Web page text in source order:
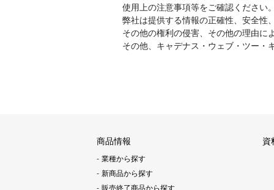
使用上の注意事項等をご確認ください
弊社は提供する情報の正確性、安全性
その他の権利の侵害、その他の理由に
その他、キャデナス・ウェブ・ツー・
商品情報
業種から探す
新商品から探す
販売終了商品から探す
資